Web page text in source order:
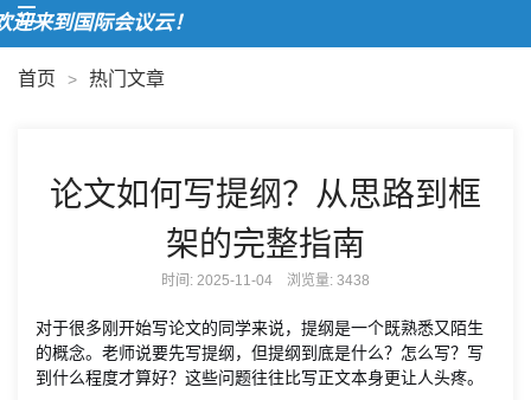
到国际会议云！
首页 > 热门文章
论文如何写提纲？从思路到框
架的完整指南
时间: 2025-11-04 浏览量: 3438
对于很多刚开始写论文的同学来说，提纲是一个既熟悉又陌生
的概念。老师说要先写提纲，但提纲到底是什么？怎么写？写
到什么程度才算好？这些问题往往比写正文本身更让人头疼。